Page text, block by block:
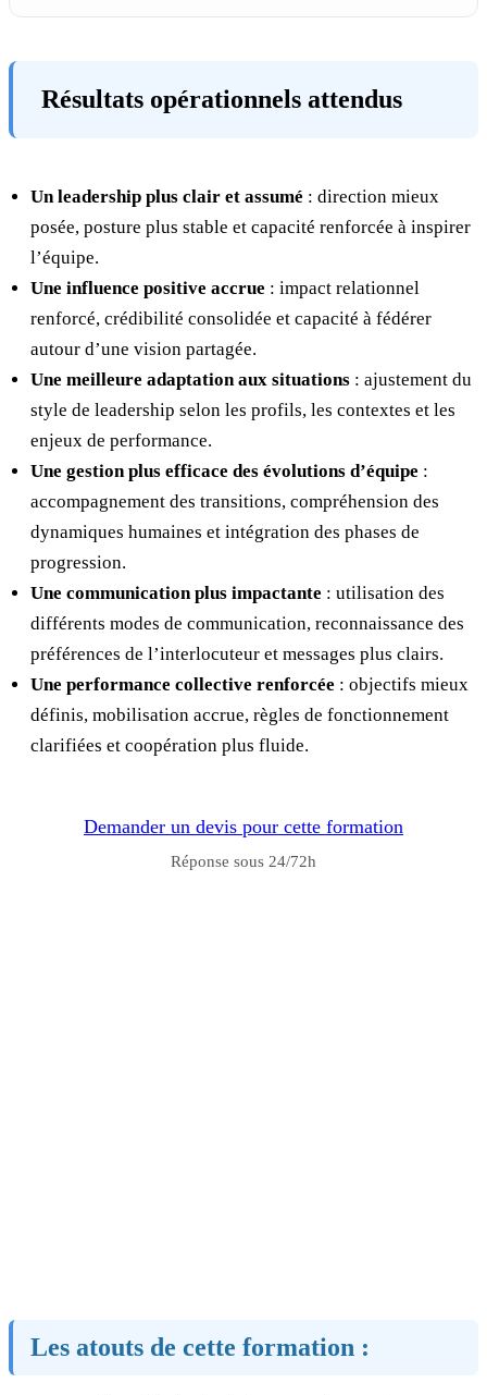
Résultats opérationnels attendus
Un leadership plus clair et assumé : direction mieux
posée, posture plus stable et capacité renforcée à inspirer
l’équipe.
Une influence positive accrue : impact relationnel
renforcé, crédibilité consolidée et capacité à fédérer
autour d’une vision partagée.
Une meilleure adaptation aux situations : ajustement du
style de leadership selon les profils, les contextes et les
enjeux de performance.
Une gestion plus efficace des évolutions d’équipe :
accompagnement des transitions, compréhension des
dynamiques humaines et intégration des phases de
progression.
Une communication plus impactante : utilisation des
différents modes de communication, reconnaissance des
préférences de l’interlocuteur et messages plus clairs.
Une performance collective renforcée : objectifs mieux
définis, mobilisation accrue, règles de fonctionnement
clarifiées et coopération plus fluide.
Demander un devis pour cette formation
Réponse sous 24/72h
Les atouts de cette formation :